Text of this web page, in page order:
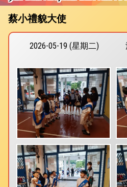
蔡小禮貌大使
2026-05-19 (星期二)